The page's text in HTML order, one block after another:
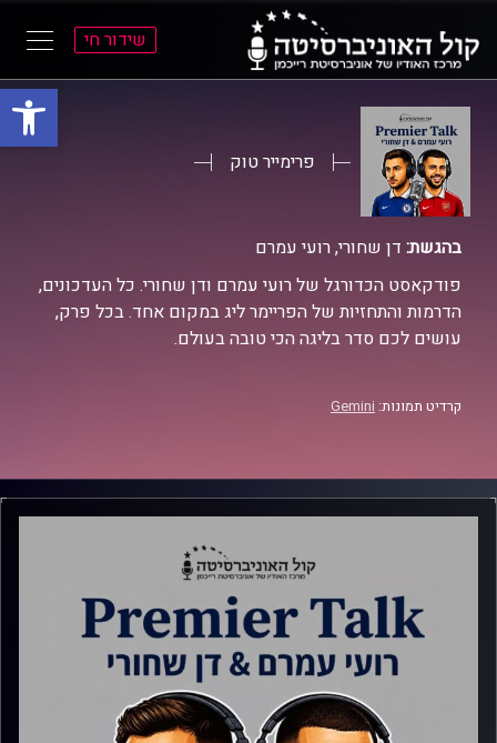
פתח
התפריט
הראשי
הראשי
שידור חי
פרימייר טוק
בהגשת: דן שחורי, רועי עמרם
פודקאסט הכדורגל של רועי עמרם ודן שחורי. כל העדכונים,
הדרמות והתחזיות של הפריימר ליג במקום אחד. בכל פרק,
עושים לכם סדר בליגה הכי טובה בעולם.
קרדיט תמונות: Gemini